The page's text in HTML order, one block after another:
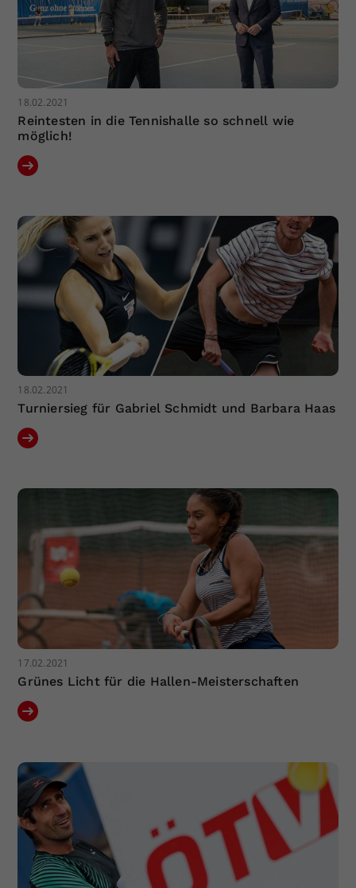
18.02.2021
Reintesten in die Tennishalle so schnell wie
möglich!
18.02.2021
Turniersieg für Gabriel Schmidt und Barbara Haas
17.02.2021
Grünes Licht für die Hallen-Meisterschaften